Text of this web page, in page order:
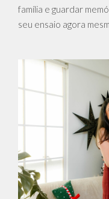
família e guardar
seu ensaio agora